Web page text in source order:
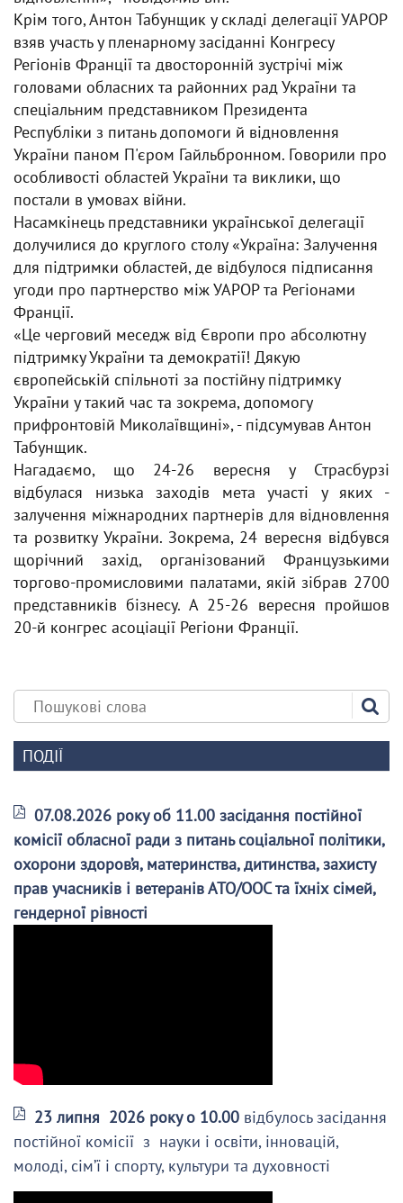
Крім того, Антон Табунщик у складі делегації УАРОР
взяв участь у пленарному засіданні Конгресу
Регіонів Франції та двосторонній зустрічі між
головами обласних та районних рад України та
спеціальним представником Президента
Республіки з питань допомоги й відновлення
України паном П'єром Гайльбронном. Говорили про
особливості областей України та виклики, що
постали в умовах війни.
Насамкінець представники української делегації
долучилися до круглого столу «Україна: Залучення
для підтримки областей, де відбулося підписання
угоди про партнерство між УАРОР та Регіонами
Франції.
«Це черговий меседж від Європи про абсолютну
підтримку України та демократії! Дякую
європейській спільноті за постійну підтримку
України у такий час та зокрема, допомогу
прифронтовій Миколаївщині», - підсумував Антон
Табунщик.
Нагадаємо, що 24-26 вересня у Страсбурзі
відбулася низька заходів мета участі у яких -
залучення міжнародних партнерів для відновлення
та розвитку України. Зокрема, 24 вересня відбувся
щорічний захід, організований Французькими
торгово-промисловими палатами, якій зібрав 2700
представників бізнесу. А 25-26 вересня пройшов
20-й конгрес асоціації Регіони Франції.
ПОДІЇ
07.08.2026 року об 11.00 засідання постійної
комісії обласної ради з питань соціальної політики,
охорони здоров’я, материнства, дитинства, захисту
прав учасників і ветеранів АТО/ООС та їхніх сімей,
гендерної рівності
23 липня 2026 року о 10.00 відбулось засідання
постійної комісії з науки і освіти, інновацій,
молоді, сім’ї і спорту, культури та духовності